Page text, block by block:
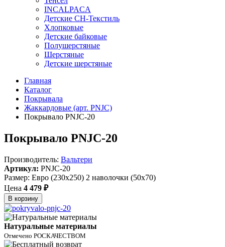
INCALPACA
Детские СН-Текстиль
Хлопковые
Детские байковые
Полушерстяные
Шерстяные
Детские шерстяные
Главная
Каталог
Покрывала
Жаккардовые (арт. PNJC)
Покрывало PNJC-20
Покрывало PNJC-20
Производитель: Вальтери
Артикул: PNJC-20
Размер: Евро (230х250) 2 наволочки (50х70)
Цена 4 479 ₽
В корзину
Натуральные материалы
Отмечено РОСКАЧЕСТВОМ